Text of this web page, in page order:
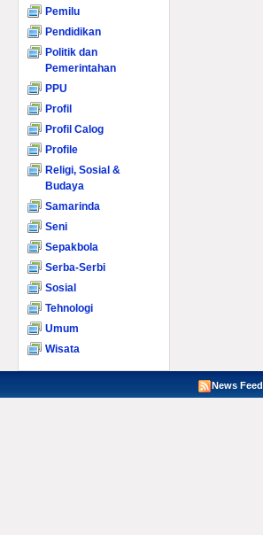
Pemilu
Pendidikan
Politik dan
Pemerintahan
PPU
Profil
Profil Calog
Profile
Religi, Sosial &
Budaya
Samarinda
Seni
Sepakbola
Serba-Serbi
Sosial
Tehnologi
Umum
Wisata
News Feed